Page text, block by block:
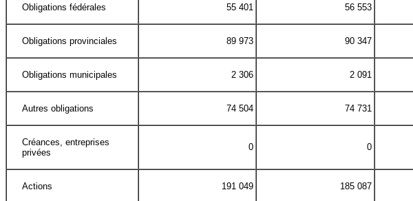
Obligations fédérales 55 401 56 553
Obligations provinciales 89 973 90 347
Obligations municipales 2 306 2 091
Autres obligations 74 504 74 731
Créances, entreprises
privées
0 0
Actions 191 049 185 087